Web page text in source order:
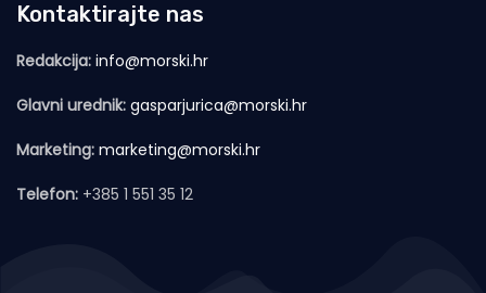
Kontaktirajte nas
Redakcija: info@morski.hr
Glavni urednik: gasparjurica@morski.hr
Marketing: marketing@morski.hr
Telefon: +385 1 551 35 12